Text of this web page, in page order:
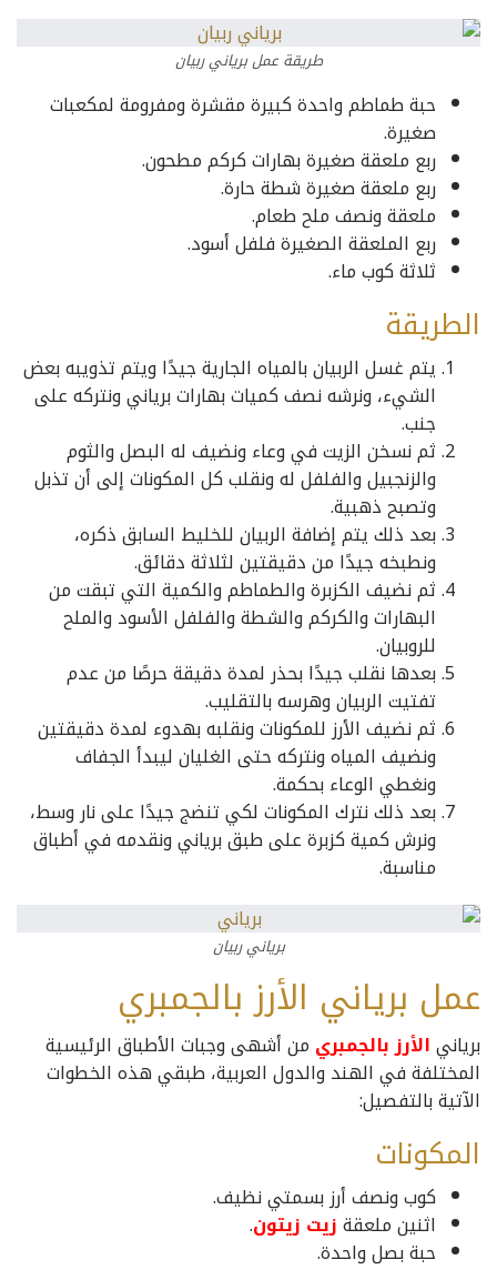
طريقة عمل برياني ربيان
حبة طماطم واحدة كبيرة مقشرة ومفرومة لمكعبات
صغيرة.
ربع ملعقة صغيرة بهارات كركم مطحون.
ربع ملعقة صغيرة شطة حارة.
ملعقة ونصف ملح طعام.
ربع الملعقة الصغيرة فلفل أسود.
ثلاثة كوب ماء.
الطريقة
يتم غسل الربيان بالمياه الجارية جيدًا ويتم تذويبه بعض
الشيء، ونرشه نصف كميات بهارات برياني ونتركه على
جنب.
ثم نسخن الزيت في وعاء ونضيف له البصل والثوم
والزنجبيل والفلفل له ونقلب كل المكونات إلى أن تذبل
وتصبح ذهبية.
بعد ذلك يتم إضافة الربيان للخليط السابق ذكره،
ونطبخه جيدًا من دقيقتين لثلاثة دقائق.
ثم نضيف الكزبرة والطماطم والكمية التي تبقت من
البهارات والكركم والشطة والفلفل الأسود والملح
للروبيان.
بعدها نقلب جيدًا بحذر لمدة دقيقة حرصًا من عدم
تفتيت الربيان وهرسه بالتقليب.
ثم نضيف الأرز للمكونات ونقلبه بهدوء لمدة دقيقتين
ونضيف المياه ونتركه حتى الغليان ليبدأ الجفاف
ونغطي الوعاء بحكمة.
بعد ذلك نترك المكونات لكي تنضج جيدًا على نار وسط،
ونرش كمية كزبرة على طبق برياني ونقدمه في أطباق
مناسبة.
برياني ربيان
عمل برياني الأرز بالجمبري
بريانيالأرز بالجمبري من أشهى وجبات الأطباق الرئيسية
المختلفة في الهند والدول العربية، طبقي هذه الخطوات
الآتية بالتفصيل:
المكونات
كوب ونصف أرز بسمتي نظيف.
اثنين ملعقةزيت زيتون.
حبة بصل واحدة.